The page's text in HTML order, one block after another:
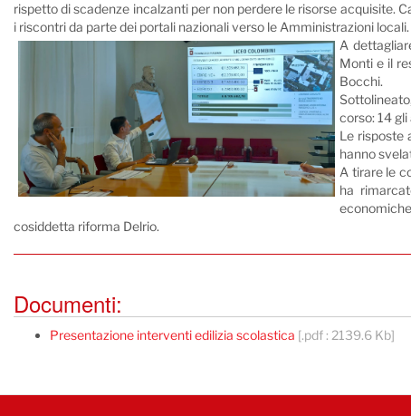
rispetto di scadenze incalzanti per non perdere le risorse acquisite.
i riscontri da parte dei portali nazionali verso le Amministrazioni locali.
A
Monti e il
Bocchi.
corso: 14
Le risposte
hanno
A tirare le
ha
cosiddetta riforma Delrio.
Documenti:
Presentazione interventi edilizia scolastica [.pdf : 2139.6 Kb]